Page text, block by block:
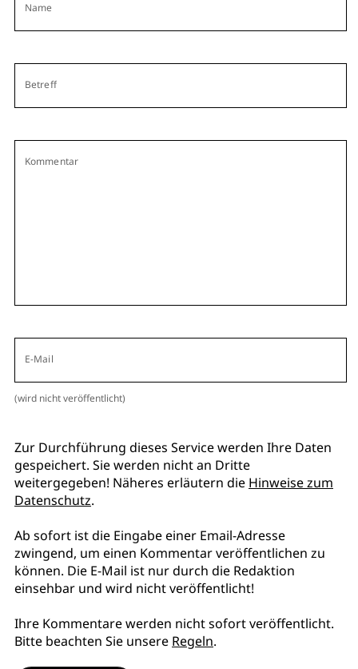
Name
Betreff
Kommentar
E-Mail
(wird nicht veröffentlicht)
Zur Durchführung dieses Service werden Ihre Daten
gespeichert. Sie werden nicht an Dritte
weitergegeben! Näheres erläutern die Hinweise zum
Datenschutz.
Ab sofort ist die Eingabe einer Email-Adresse
zwingend, um einen Kommentar veröffentlichen zu
können. Die E-Mail ist nur durch die Redaktion
einsehbar und wird nicht veröffentlicht!
Ihre Kommentare werden nicht sofort veröffentlicht.
Bitte beachten Sie unsere Regeln.